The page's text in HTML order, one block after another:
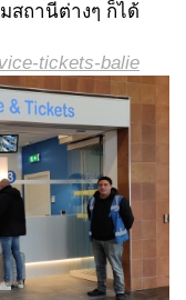
สถานีต่างๆ ก็ได้
tickets-balie